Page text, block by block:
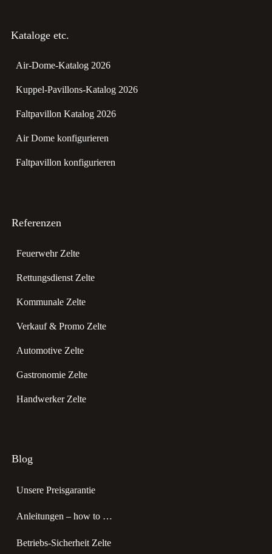
Kataloge etc.
Air-Dome-Katalog 2026
Kuppel-Pavillons-Katalog 2026
Faltpavillon Katalog 2026
Air Dome konfigurieren
Faltpavillon konfigurieren
Referenzen
Feuerwehr Zelte
Rettungsdienst Zelte
Kommunale Zelte
Verkauf & Promo Zelte
Automotive Zelte
Gastronomie Zelte
Handwerker Zelte
Blog
Unsere Preisgarantie
Anleitungen – how to …
Betriebs-Sicherheit Zelte